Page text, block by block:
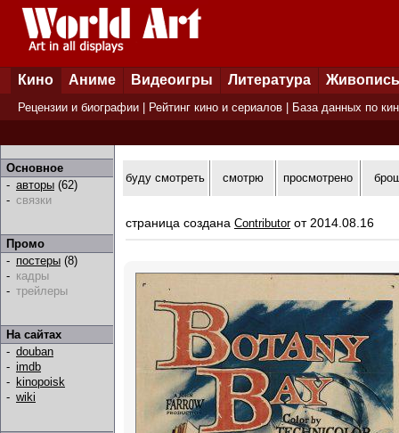
Кино Аниме Видеоигры Литература Живопись
Рецензии и биографии Рейтинг кино и сериалов База данных по
Основное
- авторы (62)
- связки
Промо
- постеры (8)
- кадры
- трейлеры
На сайтах
- douban
- imdb
- kinopoisk
- wiki
буду смотреть смотрю просмотрено
страница создана Contributorот 2014.08.16